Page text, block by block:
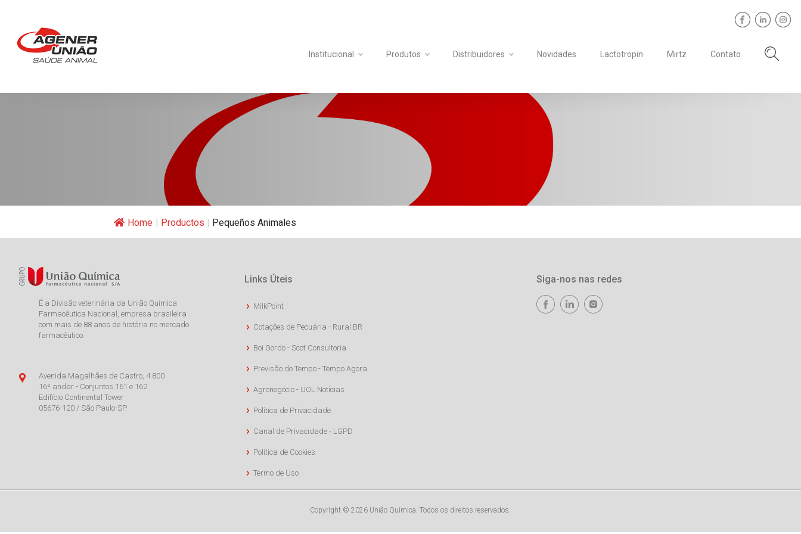
Institucional Produtos Distribuidores Novidades Lactotropin Mirtz Contato
Home | Productos | Pequeños Animales
É a Divisão veterinária da União Química
Farmacêutica Nacional, empresa brasileira
com mais de 88 anos de história no mercado
farmacêutico.
Avenida Magalhães de Castro, 4.800
16º andar - Conjuntos 161 e 162
Edifício Continental Tower
05676-120 / São Paulo-SP
Links Úteis
MilkPoint
Cotações de Pecuária - Rural BR
Boi Gordo - Scot Consultoria
Previsão do Tempo - Tempo Agora
Agronegócio - UOL Notícias
Política de Privacidade
Canal de Privacidade - LGPD
Política de Cookies
Termo de Uso
Siga-nos nas redes
Copyright © 2026 União Química. Todos os direitos reservados.